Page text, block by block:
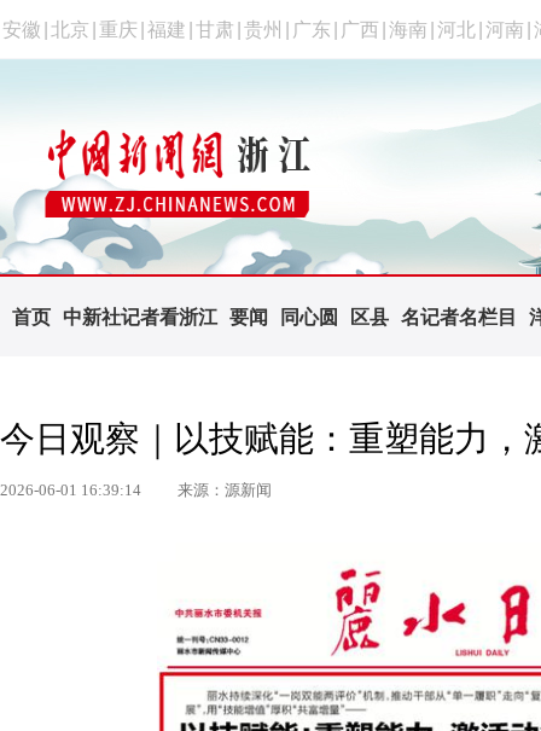
安徽 北京 重庆 福建 甘肃 贵州 广东 广西 海南 河北 河南
首页 中新社记者看浙江 要闻 同心圆 区县 名记者名栏目
今日观察｜以技赋能：重塑能力，
2026-06-01 16:39:14 来源：源新闻